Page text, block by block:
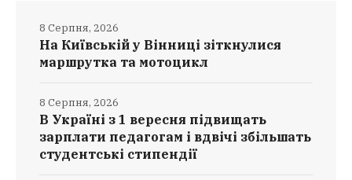
На Київській у Вінниці зіткнулися
маршрутка та мотоцикл
8 Серпня, 2026
В Україні з 1 вересня підвищать
зарплати педагогам і вдвічі збільшать
студентські стипендії
8 Серпня, 2026